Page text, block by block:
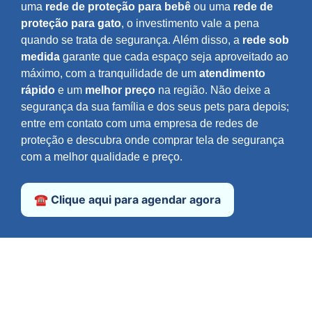
uma rede de proteção para bebê ou uma rede de
proteção para gato, o investimento vale a pena
quando se trata de segurança. Além disso, a rede sob
medida garante que cada espaço seja aproveitado ao
máximo, com a tranquilidade de um atendimento
rápido e um melhor preço na região. Não deixe a
segurança da sua família e dos seus pets para depois;
entre em contato com uma empresa de redes de
proteção e descubra onde comprar tela de segurança
com a melhor qualidade e preço.
☎️ Clique aqui para agendar agora